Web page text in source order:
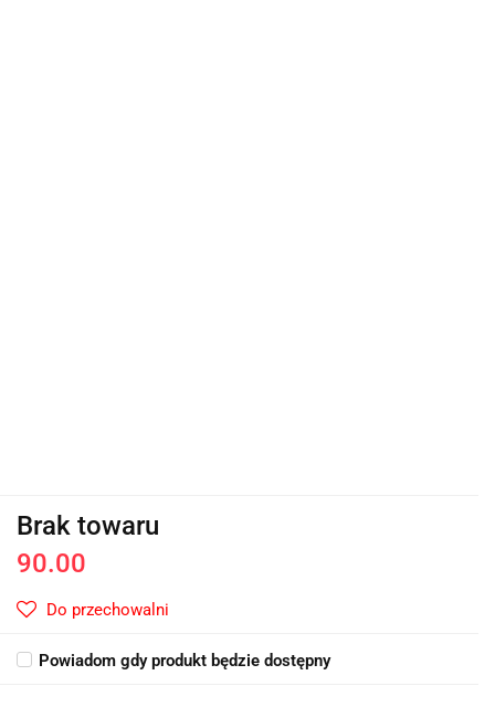
Brak towaru
90.00
Do przechowalni
Powiadom gdy produkt będzie dostępny